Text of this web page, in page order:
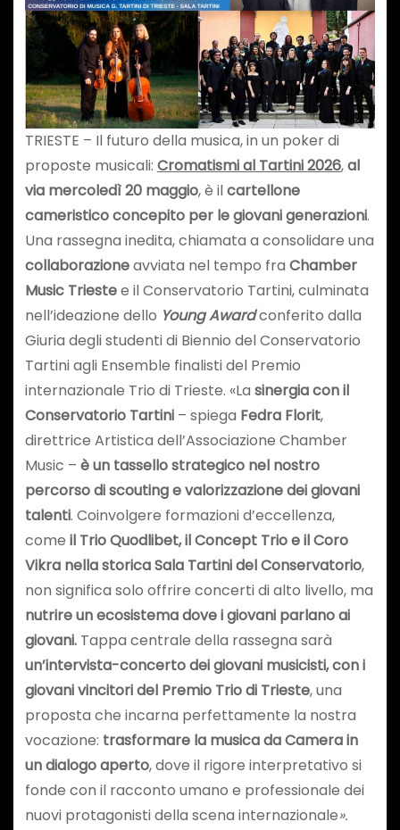
TRIESTE – Il futuro della musica, in un poker di
proposte musicali: Cromatismi al Tartini 2026,al
via mercoledì 20 maggio, è ilcartellone
cameristico concepito per le giovani generazioni.
Una rassegna inedita, chiamata a consolidare una
collaborazioneavviata nel tempo fra Chamber
Music Triestee il Conservatorio Tartini, culminata
nell’ideazione dello Young Awardconferito dalla
Giuria degli studenti di Biennio del Conservatorio
Tartini agli Ensemble finalisti del Premio
internazionale Trio di Trieste. «La sinergia con il
Conservatorio Tartini– spiega Fedra Florit,
direttrice Artistica dell’Associazione Chamber
Music – è un tassello strategico nel nostro
percorso di scouting e valorizzazione dei giovani
talenti. Coinvolgere formazioni d’eccellenza,
come il Trio Quodlibet, il Concept Trio e il Coro
Vikra nella storica Sala Tartini del Conservatorio,
non significa solo offrire concerti di alto livello, ma
nutrire un ecosistema dove i giovani parlano ai
giovani.Tappa centrale della rassegna sarà
un’intervista-concerto dei giovani musicisti, con i
giovani vincitori del Premio Trio di Trieste, una
proposta che incarna perfettamente la nostra
vocazione: trasformare la musica da Camera in
un dialogo aperto, dove il rigore interpretativo si
fonde con il racconto umano e professionale dei
nuovi protagonisti della scena internazionale».